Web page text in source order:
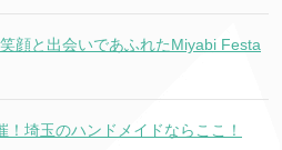
顔と出会いであふれたMiyabi Festa
埼玉のハンドメイドならここ！